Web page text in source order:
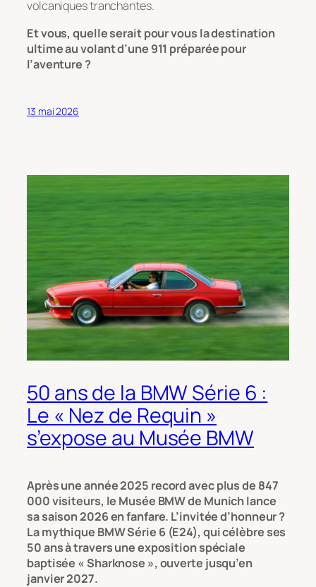
volcaniques tranchantes.
Et vous, quelle serait pour vous la destination
ultime au volant d’une 911 préparée pour
l’aventure ?
13 mai 2026
50 ans de la BMW Série 6 :
Le « Nez de Requin »
s’expose au Musée BMW
Après une année 2025 record avec plus de 847
000 visiteurs, le Musée BMW de Munich lance
sa saison 2026 en fanfare. L’invitée d’honneur ?
La mythique BMW Série 6 (E24), qui célèbre ses
50 ans à travers une exposition spéciale
baptisée « Sharknose », ouverte jusqu’en
janvier 2027.